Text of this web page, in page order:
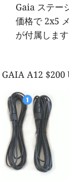
Gaia ステー
価格で 2x5
が付属します
GAIA A12 $200